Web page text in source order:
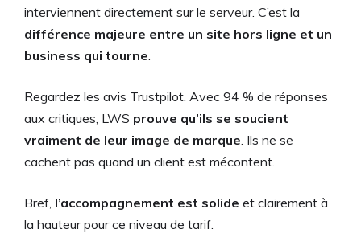
interviennent directement sur le serveur. C’est la
différence majeure entre un site hors ligne et un
business qui tourne
Regardez les avis Trustpilot. Avec 94 % de réponses
aux critiques, LWS prouve qu’ils se soucient
vraiment de leur image de marque . Ils ne se
cachent pas quand un client est mécontent.
Bref, l’accompagnement est solide et clairement à
la hauteur pour ce niveau de tarif.